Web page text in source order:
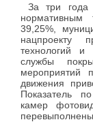
За три года
нормативным
39,25%,
нацпроекту
технологий и
службы
мероприятий
движения
Показатель
камер
перевыполнены.